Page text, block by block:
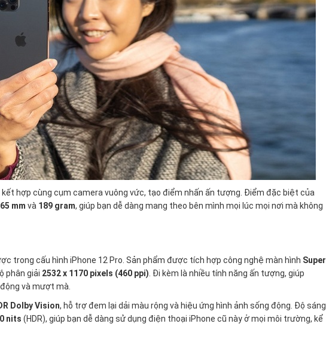
hợp cùng cụm camera vuông vức, tạo điểm nhấn ấn tượng. Điểm đặc biệt của
mm và 189 gram, giúp bạn dễ dàng mang theo bên mình mọi lúc mọi nơi mà không
trong cấu hình iPhone 12 Pro. Sản phẩm được tích hợp công nghệ màn hình Super
phân giải 2532 x 1170 pixels (460 ppi) . Đi kèm là nhiều tính năng ấn tượng, giúp
và mượt mà.
Dolby Vision, hỗ trợ đem lại dải màu rộng và hiệu ứng hình ảnh sống động. Độ sáng
nits (HDR), giúp bạn dễ dàng sử dụng điện thoại iPhone cũ này ở mọi môi trường, kể